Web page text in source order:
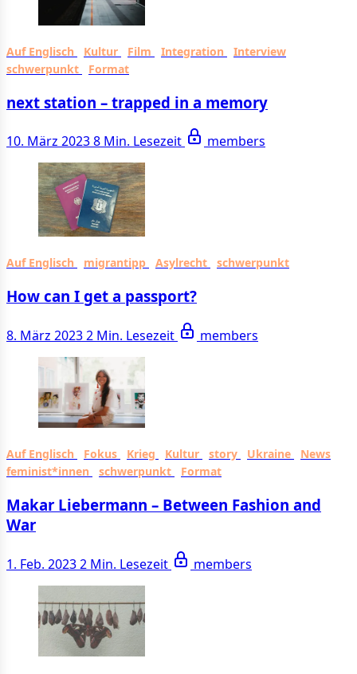
Auf Englisch Kultur Film Integration
Interview
schwerpunkt
Format
next station – trapped in a memory
10. März 20238 Min. Lesezeit members
Auf Englisch migrantipp Asylrecht schwerpunkt
How can I get a passport?
8. März 20232 Min. Lesezeit members
Auf Englisch Fokus Krieg Kultur story Ukraine
News
feminist*innen
schwerpunkt Format
Makar Liebermann – Between Fashion and
War
1. Feb. 20232 Min. Lesezeit members